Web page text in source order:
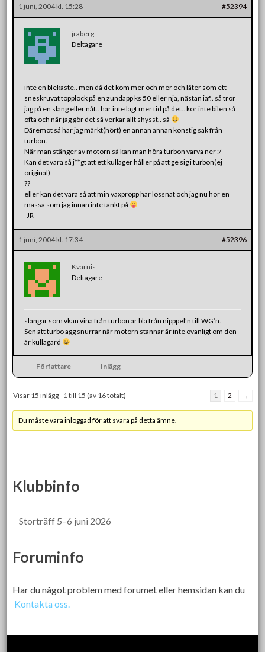
1 juni, 2004 kl. 15:28 #52394
jraberg
Deltagare
inte en blekaste.. men då det kom mer och mer och låter som ett
sneskruvat topplock på en zundapp ks 50 eller nja, nästan iaf.. så tror
jag på en slang eller nåt.. har inte lagt mer tid på det.. kör inte bilen så
ofta och när jag gör det så verkar allt shysst.. så
Däremot så har jag märkt(hört) en annan annan konstig sak från
turbon.
När man stänger av motorn så kan man höra turbon varva ner :/
Kan det vara så j**gt att ett kullager håller på att ge sig i turbon(ej
original)
??
eller kan det vara så att min vaxpropp har lossnat och jag nu hör en
massa som jag innan inte tänkt på
-JR
1 juni, 2004 kl. 17:34 #52396
Kvarnis
Deltagare
slangar som vkan vina från turbon är bla från nipppel’n till WG’n.
Sen att turbo agg snurrar när motorn stannar är inte ovanligt om den
är kullagard
Författare Inlägg
Visar 15 inlägg - 1 till 15 (av 16 totalt) 1 2 →
Du måste vara inloggad för att svara på detta ämne.
Klubbinfo
Storträff 5–6 juni 2026
Foruminfo
Har du något problem med forumet eller hemsidan kan du
Kontakta oss.